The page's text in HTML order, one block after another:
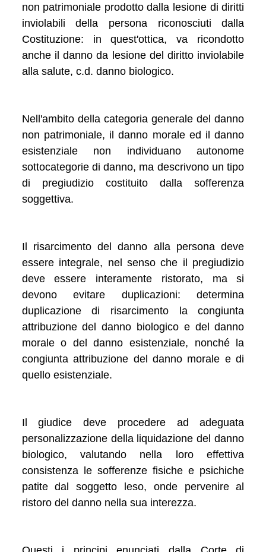
non patrimoniale prodotto dalla lesione di diritti
inviolabili della persona riconosciuti dalla
Costituzione: in quest'ottica, va ricondotto
anche il danno da lesione del diritto inviolabile
alla salute, c.d. danno biologico.
Nell'ambito della categoria generale del danno
non patrimoniale, il danno morale ed il danno
esistenziale non individuano autonome
sottocategorie di danno, ma descrivono un tipo
di pregiudizio costituito dalla sofferenza
soggettiva.
Il risarcimento del danno alla persona deve
essere integrale, nel senso che il pregiudizio
deve essere interamente ristorato, ma si
devono evitare duplicazioni: determina
duplicazione di risarcimento la congiunta
attribuzione del danno biologico e del danno
morale o del danno esistenziale, nonché la
congiunta attribuzione del danno morale e di
quello esistenziale.
Il giudice deve procedere ad adeguata
personalizzazione del­la liquidazione del danno
biologico, valutando nella loro effettiva
consistenza le sofferenze fisiche e psichiche
patite dal soggetto leso, onde pervenire al
ristoro del danno nella sua interezza.